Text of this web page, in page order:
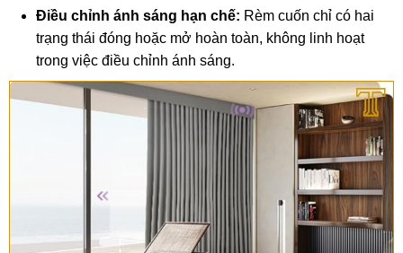
Điều chỉnh ánh sáng hạn chế: Rèm cuốn chỉ có hai
trạng thái đóng hoặc mở hoàn toàn, không linh hoạt
trong việc điều chỉnh ánh sáng.